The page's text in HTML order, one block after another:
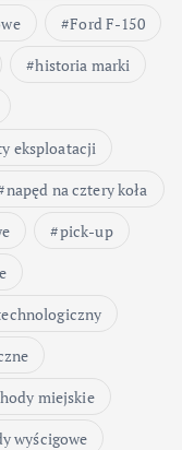
Ford F-150
historia marki
eksploatacji
napęd na cztery koła
pick-up
miejskie
wyścigowe